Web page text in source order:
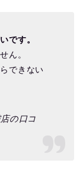
です。
ん。
できない
の口コ